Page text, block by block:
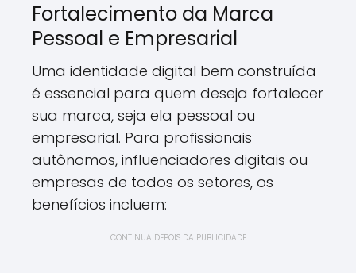
Fortalecimento da Marca
Pessoal e Empresarial
Uma identidade digital bem construída
é essencial para quem deseja fortalecer
sua marca, seja ela pessoal ou
empresarial. Para profissionais
autônomos, influenciadores digitais ou
empresas de todos os setores, os
benefícios incluem:
CONTINUA DEPOIS DA PUBLICIDADE